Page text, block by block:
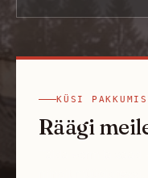
KÜSI
Räägi